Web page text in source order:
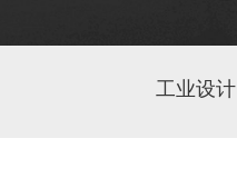
工业设计